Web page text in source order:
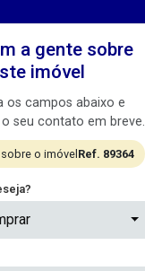
a gente sobre
imóvel
os campos abaixo e
seu contato em breve.
o imóvel Ref. 89364